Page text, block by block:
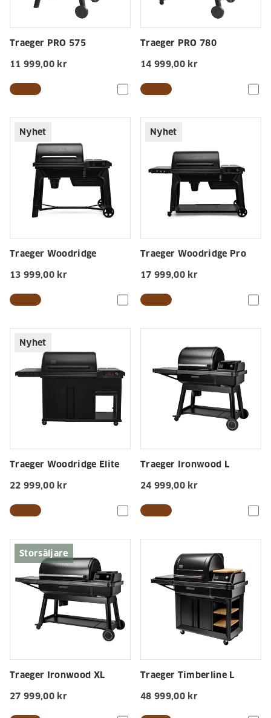
Traeger PRO 575
11 999,00 kr
Traeger PRO 780
14 999,00 kr
Nyhet
Traeger Woodridge
13 999,00 kr
Nyhet
Traeger Woodridge Pro
17 999,00 kr
Nyhet
Traeger Woodridge Elite
22 999,00 kr
Traeger Ironwood L
24 999,00 kr
Storsäljare
Traeger Ironwood XL
27 999,00 kr
Traeger Timberline L
48 999,00 kr